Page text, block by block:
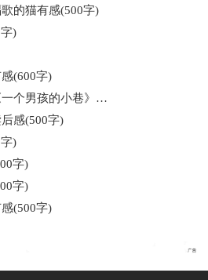
的猫有感(500字)
)
(600字)
快乐是爱的定义—读《一个男孩的小巷》有感
后感(500字)
)
字)
字)
(500字)